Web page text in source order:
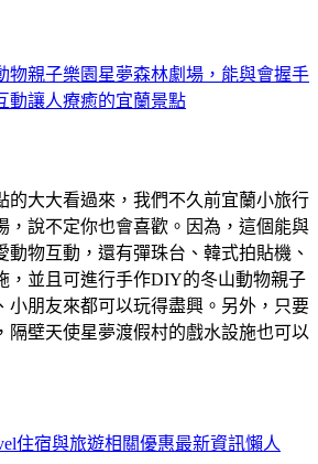
物親子樂園星夢森林劇場，能與會握手
動讓人療癒的宜蘭景點
的大大看過來，我們不久前宜蘭小旅行
，說不定你也會喜歡。因為，這個能與
動物互動，還有彈珠台、韓式拍貼機、
並且可進行手作DIY的冬山動物親子
小朋友來都可以玩得盡興。另外，只要
隔壁天使星夢渡假村的戲水設施也可以
住宿與旅遊相關優惠最新資訊懶人